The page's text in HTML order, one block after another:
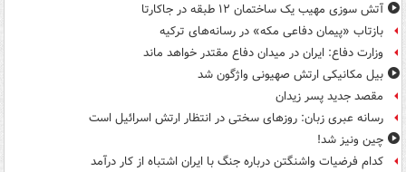
آتش سوزی مهیب یک ساختمان ۱۲ طبقه در جاکارتا
بازتاب «پیمان دفاعی مکه» در رسانه‌های ترکیه
وزارت دفاع: ایران در میدان دفاع مقتدر خواهد ماند
بیل مکانیکی ارتش صهیونی واژگون شد
مقصد جدید پسر زیدان
رسانه عبری زبان: روزهای سختی در انتظار ارتش اسرائیل است
چین ونیز شد!
کدام فرضیات واشنگتن درباره جنگ با ایران اشتباه از کار درآمد